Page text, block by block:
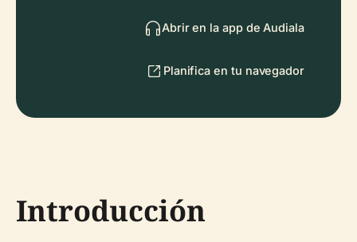
Abrir en la app de Audiala
Planifica en tu navegador
Introducción